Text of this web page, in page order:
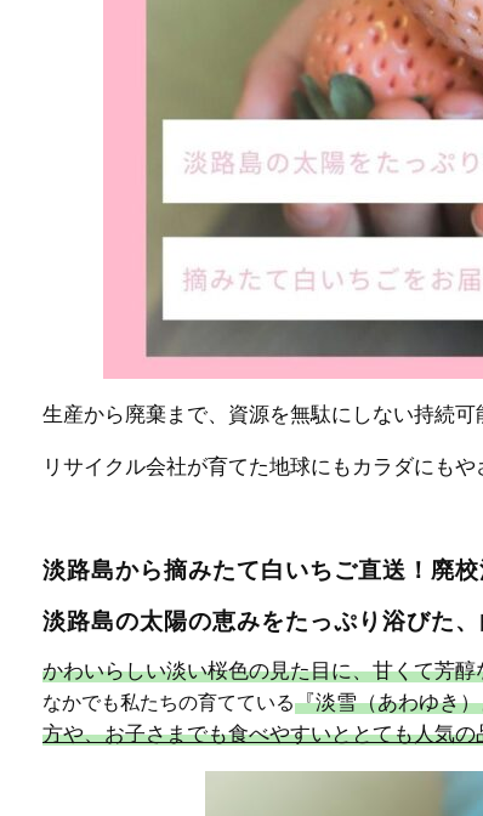
生産から廃棄まで、資源を無駄にしない持続可
リサイクル会社が育てた地球にもカラダにも
淡路島から摘みたて白いちご直送！廃
淡路島の太陽の恵みをたっぷり浴びた、
かわいらしい淡い桜色の見た目に、甘くて芳
なかでも私たちの育てている『淡雪（あわゆき
方や、お子さまでも食べやすいととても人気の